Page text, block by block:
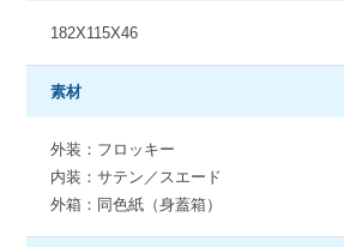
182X115X46
素材
外装：フロッキー
内装：サテン／スエード
外箱：同色紙（身蓋箱）